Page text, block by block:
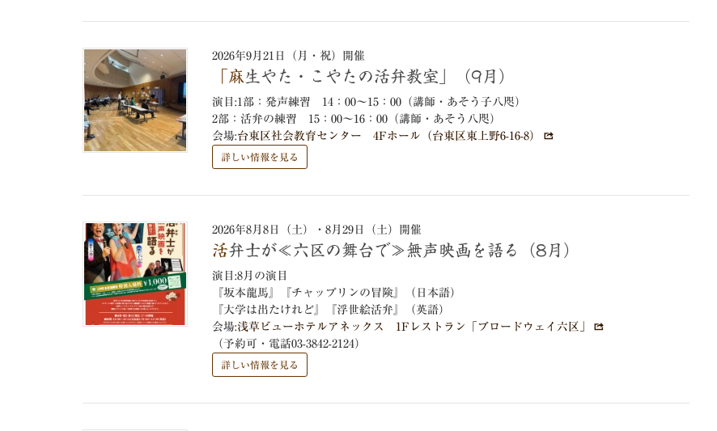
2026年9月21日（月・祝）開催
「麻生やた・こやたの活弁教室」（9月）
演目:1部：発声練習 14：00～15：00（講師・あそう子八咫）
2部：活弁の練習 15：00～16：00（講師・あそう八咫）
会場:台東区社会教育センター 4Fホール（台東区東上野6-16-8）
詳しい情報を見る
2026年8月8日（土）・8月29日（土）開催
活弁士が≪六区の舞台で≫無声映画を語る（8月）
演目:8月の演目
『坂本龍馬』『チャップリンの冒険』（日本語）
『大学は出たけれど』『浮世絵活弁』（英語）
会場:浅草ビューホテルアネックス 1Fレストラン「ブロードウェイ六区」
（予約可・電話03-3842-2124）
詳しい情報を見る